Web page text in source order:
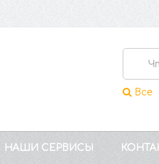
Все
НАШИ СЕРВИСЫ